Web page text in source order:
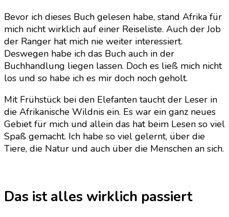
Bevor ich dieses Buch gelesen habe, stand Afrika für
mich nicht wirklich auf einer Reiseliste. Auch der Job
der Ranger hat mich nie weiter interessiert.
Deswegen habe ich das Buch auch in der
Buchhandlung liegen lassen. Doch es ließ mich nicht
los und so habe ich es mir doch noch geholt.
Mit Frühstück bei den Elefanten taucht der Leser in
die Afrikanische Wildnis ein. Es war ein ganz neues
Gebiet für mich und allein das hat beim Lesen so viel
Spaß gemacht. Ich habe so viel gelernt, über die
Tiere, die Natur und auch über die Menschen an sich.
Das ist alles wirklich passiert